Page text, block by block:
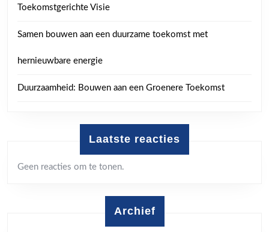
Toekomstgerichte Visie
Samen bouwen aan een duurzame toekomst met
hernieuwbare energie
Duurzaamheid: Bouwen aan een Groenere Toekomst
Laatste reacties
Geen reacties om te tonen.
Archief